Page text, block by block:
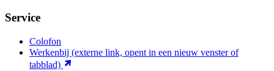
Service
Colofon
Werkenbij (externe link, opent in een nieuw venster of
tabblad)